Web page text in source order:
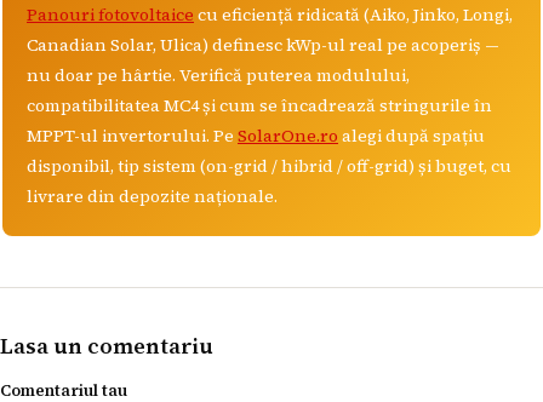
Panouri fotovoltaice cu eficiență ridicată (Aiko, Jinko, Longi,
Canadian Solar, Ulica) definesc kWp-ul real pe acoperiș —
nu doar pe hârtie. Verifică puterea modulului,
compatibilitatea MC4 și cum se încadrează stringurile în
MPPT-ul invertorului. Pe SolarOne.ro alegi după spațiu
disponibil, tip sistem (on-grid / hibrid / off-grid) și buget, cu
livrare din depozite naționale.
Lasa un comentariu
Comentariul tau